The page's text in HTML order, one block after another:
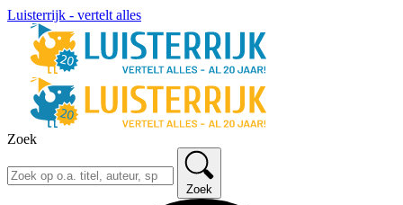
Luisterrijk - vertelt alles
Zoek
Zoek